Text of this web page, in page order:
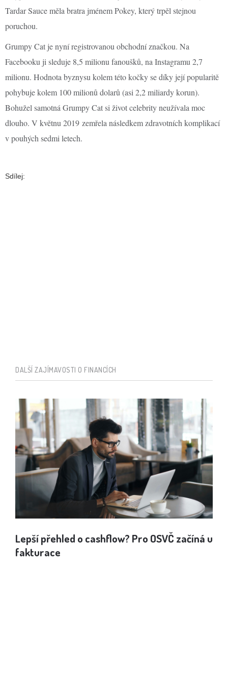
Tardar Sauce měla bratra jménem Pokey, který trpěl stejnou
poruchou.
Grumpy Cat je nyní registrovanou obchodní značkou. Na
Facebooku ji sleduje 8,5 milionu fanoušků, na Instagramu 2,7
milionu. Hodnota byznysu kolem této kočky se díky její popularitě
pohybuje kolem 100 milionů dolarů (asi 2,2 miliardy korun).
Bohužel samotná Grumpy Cat si život celebrity neužívala moc
dlouho. V květnu 2019 zemřela následkem zdravotních komplikací
v pouhých sedmi letech.
Sdílej:
DALŠÍ ZAJÍMAVOSTI O FINANCÍCH
Lepší přehled o cashflow? Pro OSVČ začíná u
fakturace